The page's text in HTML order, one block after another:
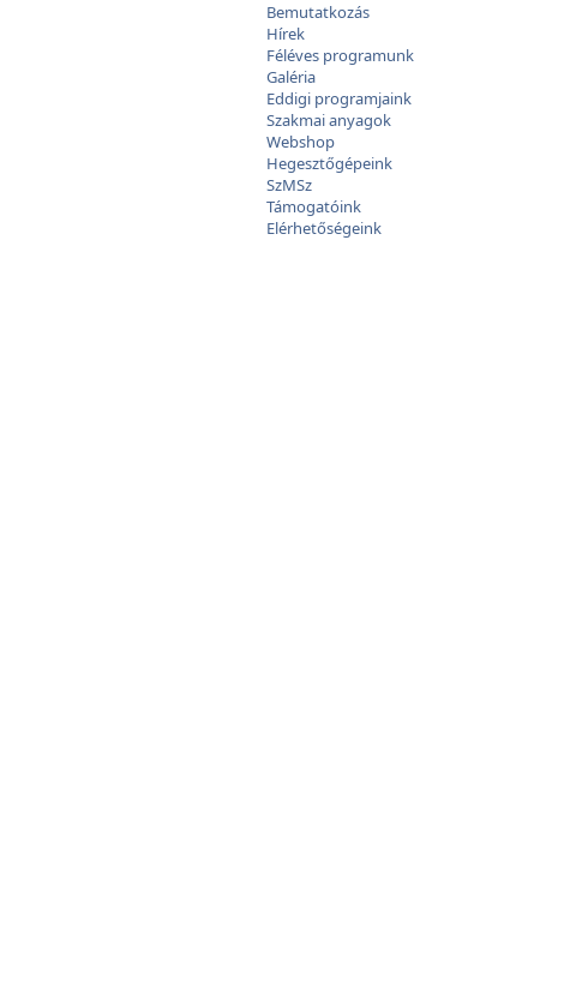
Bemutatkozás
Hírek
Féléves programunk
Galéria
Eddigi programjaink
Szakmai anyagok
Webshop
Hegesztőgépeink
SzMSz
Támogatóink
Elérhetőségeink